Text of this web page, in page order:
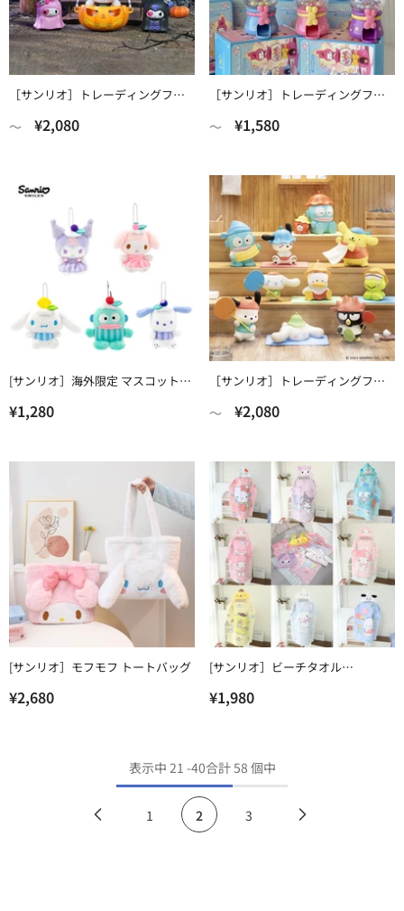
［サンリオ］トレーディングフィ
ギュア 中身確認【捣蛋】
〜 ¥2,080
［サンリオ］トレーディングフィ
ギュア 中身確認【扭蛋机】
〜 ¥1,580
[サンリオ］海外限定 マスコット
【心情】
¥1,280
［サンリオ］トレーディングフィ
ギュア 中身確認【蒸桑拿】
〜 ¥2,080
[サンリオ］モフモフ トートバッグ
¥2,680
[サンリオ］ビーチタオル
【YI9F3I】
¥1,980
表示中 21 -40合計 58 個中
1 2 3